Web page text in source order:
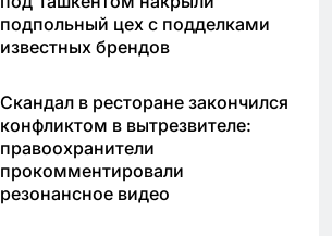
подпольный цех с подделками
известных брендов
Скандал в ресторане закончился
конфликтом в вытрезвителе:
правоохранители
прокомментировали
резонансное видео